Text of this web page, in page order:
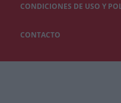
CONDICIONES DE USO Y
CONTACTO